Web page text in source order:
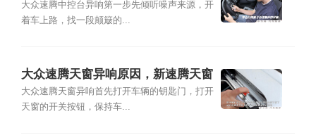
控台异响解决
大众速腾中控台异响第一步先倾听噪声来源，开
着车上路，找一段颠簸的...
大众速腾天窗异响原因，新速腾天窗
异响解决
大众速腾天窗异响首先打开车辆的钥匙门，打开
天窗的开关按钮，保持车...